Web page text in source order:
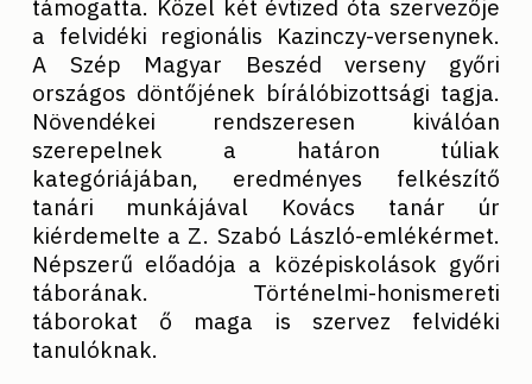
támogatta. Közel két évtized óta szervezője
a felvidéki regionális Kazinczy-versenynek.
A Szép Magyar Beszéd verseny győri
országos döntőjének bírálóbizottsági tagja.
Növendékei rendszeresen kiválóan
szerepelnek a határon túliak
kategóriájában, eredményes felkészítő
tanári munkájával Kovács tanár úr
kiérdemelte a Z. Szabó László-emlékérmet.
Népszerű előadója a középiskolások győri
táborának. Történelmi-honismereti
táborokat ő maga is szervez felvidéki
tanulóknak.